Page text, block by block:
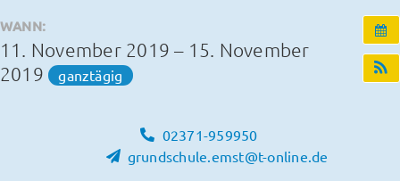
Inhalt
springen
WANN:
11. November 2019 – 15. November
2019 ganztägig
02371-959950
grundschule.emst@t-online.de